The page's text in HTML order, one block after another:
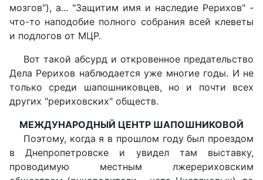
мозгов"), а... "Защитим имя и наследие Рерихов" -
что-то наподобие полного собрания всей клеветы
и подлогов от МЦР.
Вот такой абсурд и откровенное предательство
Дела Рерихов наблюдается уже многие годы. И не
только среди шапошниковцев, но и почти всех
других "рериховских" обществ.
МЕЖДУНАРОДНЫЙ ЦЕНТР ШАПОШНИКОВОЙ
Поэтому, когда я в прошлом году был проездом
в Днепропетровске и увидел там выставку,
проводимую местным лжерериховским